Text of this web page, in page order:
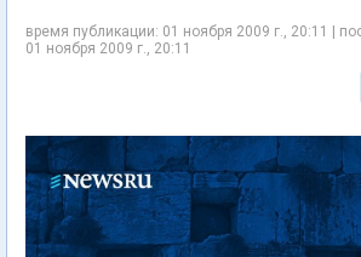
время публикации: 01 ноября 2009 г., 20:11 |
01 ноября 2009 г., 20:11